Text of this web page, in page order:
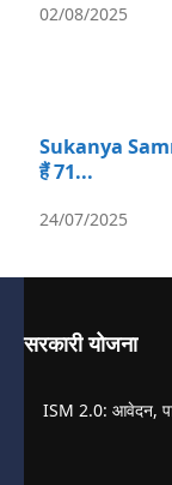
02/08/2025
Sukanya
हैं 71...
24/07/2025
सरकारी योजना
ISM 2.0: आवेदन,